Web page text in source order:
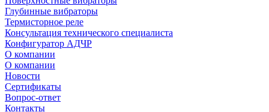
Глубинные вибраторы
Термисторное реле
Консультация технического специалиста
Конфигуратор АДЧР
О компании
О компании
Новости
Сертификаты
Вопрос-ответ
Контакты